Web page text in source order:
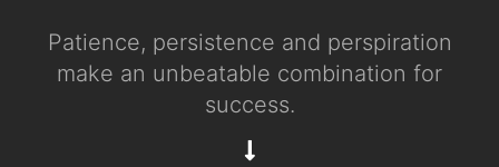
Patience, persistence and perspiration
make an unbeatable combination for
success.